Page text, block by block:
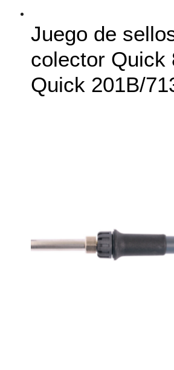
Juego de
colector Quick
Quick 201B/